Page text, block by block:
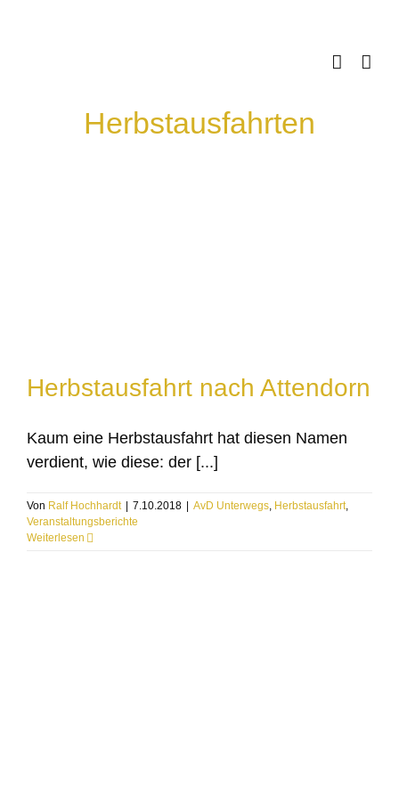
Herbstausfahrten
Herbstausfahrt nach Attendorn
Kaum eine Herbstausfahrt hat diesen Namen
verdient, wie diese: der [...]
Von Ralf Hochhardt | 7.10.2018 | AvD Unterwegs Herbstausfahrt
Veranstaltungsberichte
Weiterlesen